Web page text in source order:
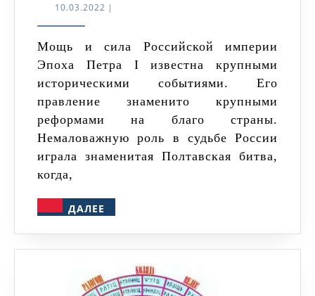
10.03.2022 10.03.2022
|
Мощь и сила Российской империи
Эпоха Петра I известна крупными
историческими событиями. Его
правление знаменито крупными
реформами на благо страны.
Немаловажную роль в судьбе России
играла знаменитая Полтавская битва,
когда,
ДАЛЕЕ